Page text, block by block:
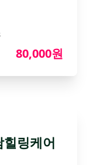
80,000원
링케어